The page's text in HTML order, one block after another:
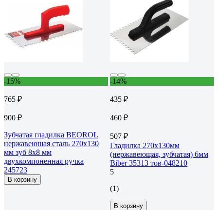
-15%
765 ₽
900 ₽
Зубчатая гладилка BEOROL
нержавеющая сталь 270x130
мм зуб 8x8 мм
двухкомпоненная ручка
245723
В корзину
-14%
435 ₽
460 ₽
507 ₽
Гладилка 270х130мм
(нержавеющая, зубчатая) 6мм
Biber 35313 тов-048210
5
(1)
В корзину